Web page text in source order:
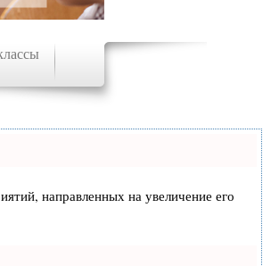
направленных на увеличение его